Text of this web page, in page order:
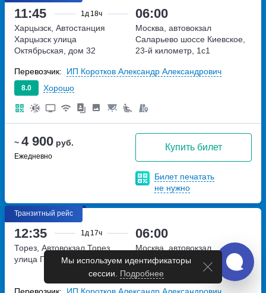
11:45 1д 18ч 06:00
~ 4 900 руб.
Ежедневно
Купить билет
Билет печатать
не нужно
Харцызск, Автостанция
Харцызск улица
Октябрьская, дом 32
Москва, автовокзал
Саларьево шоссе Киевское,
23-й километр, 1с1
8.0 Хорошо
Перевозчик: ИП Коротков Александр Александрович
Транзитный рейс
12:35 1д 17ч 06:00
Торез, Автовокзал Торез
улица Поповича, дом 2А
Москва, автовокзал
Саларьево шоссе Киевское,
23-й километр, 1с1
Перевозчик: ИП Коротков Александр Александрович
Мы используем идентификаторы
сессии. Подробнее